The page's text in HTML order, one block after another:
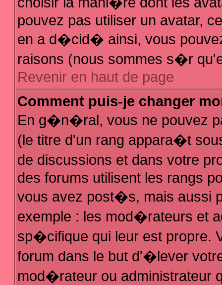
pouvez pas utiliser un avatar,
en a d�cid� ainsi, vous
raisons (nous sommes s�r
Revenir en haut de page
Comment puis-je changer
En g�n�ral, vous ne pouvez
(le titre d'un rang appara�t
de discussions et dans votre
des forums utilisent les rangs
vous avez post�s, mais aussi
exemple : les mod�rateurs et
sp�cifique qui leur est propre.
forum dans le but d'�lever
mod�rateur ou administrateur